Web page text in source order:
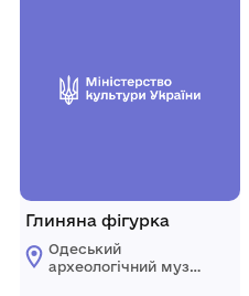
Глиняна фігурка
Одеський
археологічний музей